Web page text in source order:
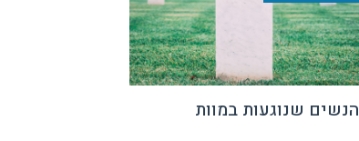
הנשים שנוגעות במוות